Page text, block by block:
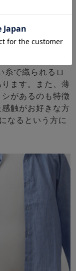
りつかない
糸で織られるロ
ます。また、薄
があるのも特徴
触がお好きな方
なるという方に